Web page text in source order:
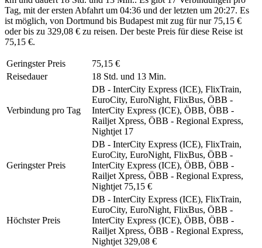
Tag, mit der ersten Abfahrt um 04:36 und der letzten um 20:27. Es
ist möglich, von Dortmund bis Budapest mit zug für nur 75,15 €
oder bis zu 329,08 € zu reisen. Der beste Preis für diese Reise ist
75,15 €.
Geringster Preis
75,15 €
Reisedauer
18 Std. und 13 Min.
Verbindung pro Tag
DB - InterCity Express (ICE), FlixTrain,
EuroCity, EuroNight, FlixBus, ÖBB -
InterCity Express (ICE), ÖBB, ÖBB -
Railjet Xpress, ÖBB - Regional Express,
Nightjet 17
Geringster Preis
DB - InterCity Express (ICE), FlixTrain,
EuroCity, EuroNight, FlixBus, ÖBB -
InterCity Express (ICE), ÖBB, ÖBB -
Railjet Xpress, ÖBB - Regional Express,
Nightjet 75,15 €
Höchster Preis
DB - InterCity Express (ICE), FlixTrain,
EuroCity, EuroNight, FlixBus, ÖBB -
InterCity Express (ICE), ÖBB, ÖBB -
Railjet Xpress, ÖBB - Regional Express,
Nightjet 329,08 €